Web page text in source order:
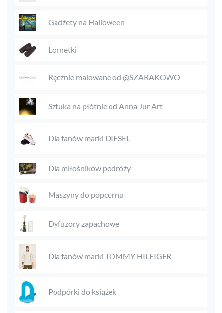
Gadżety na Halloween
Lornetki
Ręcznie malowane od @SZARAKOWO
Sztuka na płótnie od Anna Jur Art
Dla fanów marki DIESEL
Dla miłośników podróży
Maszyny do popcornu
Dyfuzory zapachowe
Dla fanów marki TOMMY HILFIGER
Podpórki do książek